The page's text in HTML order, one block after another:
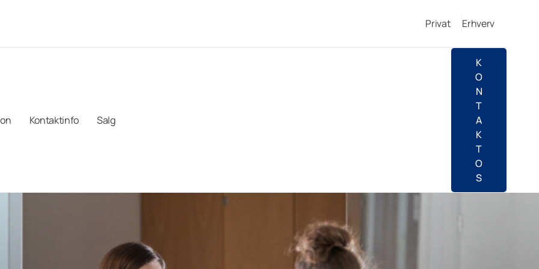
Privat Erhverv
Kontaktinfo Salg
K
O
N
T
A
K
T
O
S